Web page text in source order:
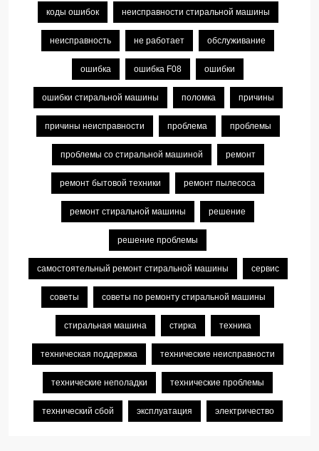
коды ошибок неисправности стиральной машины
неисправность не работает обслуживание
ошибка ошибка F08 ошибки
ошибки стиральной машины поломка причины
причины неисправности проблема проблемы
проблемы со стиральной машиной ремонт
ремонт бытовой техники ремонт пылесоса
ремонт стиральной машины решение
решение проблемы
самостоятельный ремонт стиральной машины сервис
советы советы по ремонту стиральной машины
стиральная машина стирка техника
техническая поддержка технические неисправности
технические неполадки технические проблемы
технический сбой эксплуатация электричество